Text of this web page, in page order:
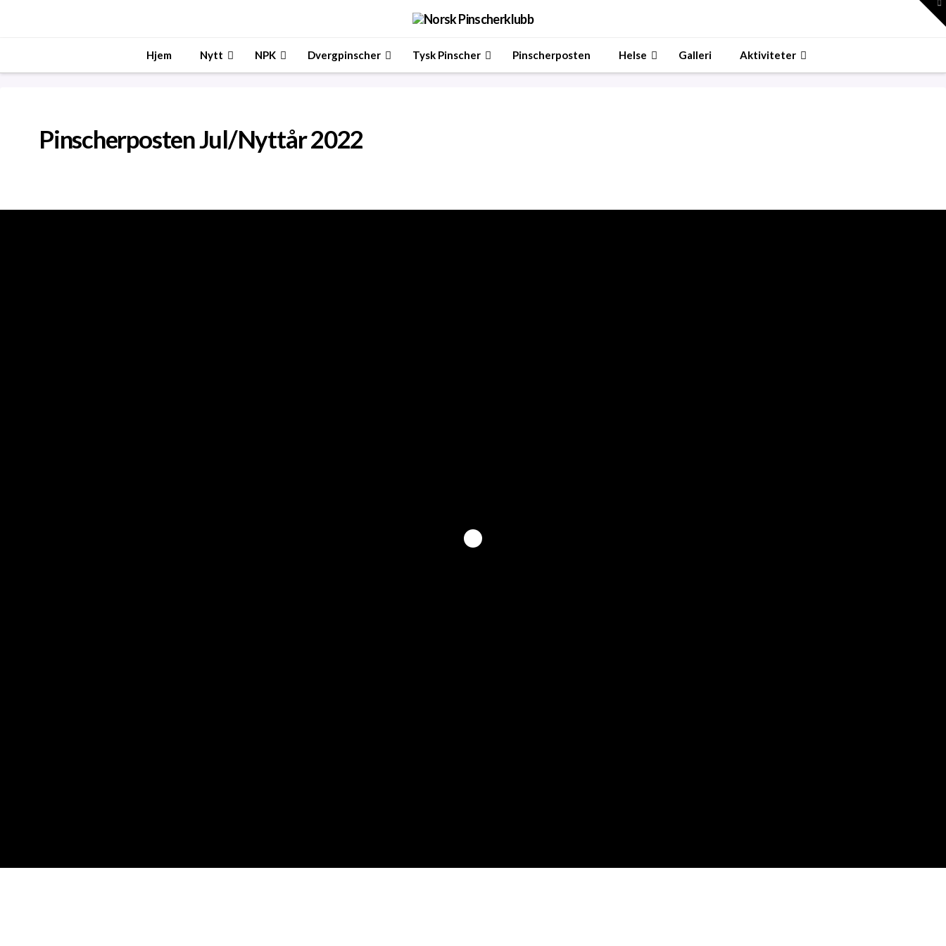
Hjem Nytt NPK Dvergpinscher Tysk Pinscher Pinscherposten Helse Galleri Aktiviteter
Pinscherposten Jul/Nyttår 2022